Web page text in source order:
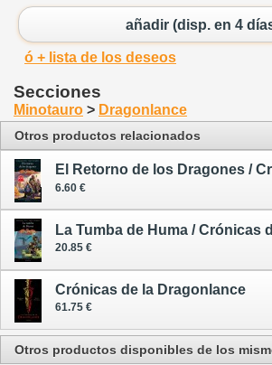
añadir (disp. en 4
ó + lista de los deseos
Secciones
Minotauro > Dragonlance
Otros productos relacionados
6.60 €
20.85 €
Crónicas de la Dragonlance
61.75 €
Otros productos disponibles de los